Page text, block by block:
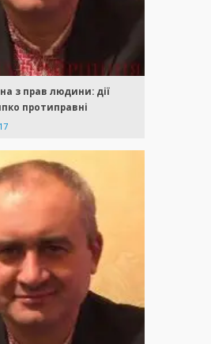
з прав людини: дії
протиправні